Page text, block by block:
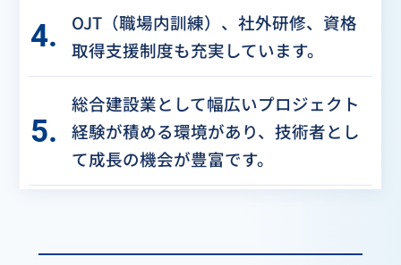
4.
OJT（職場内訓練）、社外研修、資格
取得支援制度も充実しています。
5.
総合建設業として幅広いプロジェクト
経験が積める環境があり、技術者とし
て成長の機会が豊富です。